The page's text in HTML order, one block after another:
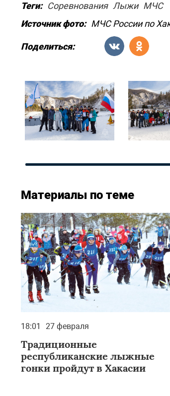
Теги: Соревнования Лыжи МЧС
Источник фото: МЧС России по
Поделиться:
Материалы по теме
18:01 27 февраля
Традиционные
республиканские лыжные
гонки пройдут в Хакасии